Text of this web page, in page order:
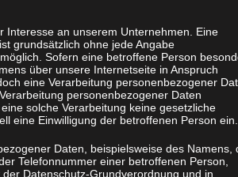
2004-2023
Interesse an unserem Unternehmen. Eine
grundsätzlich ohne jede Angabe
Sofern eine betroffene Person
über unsere Internetseite in Anspruch
eine Verarbeitung personenbezogener
personenbezogener Daten
solche Verarbeitung keine gesetzliche
eine Einwilligung der betroffenen Person ein.
Daten, beispielsweise des Namens,
Telefonnummer einer betroffenen Person,
Datenschutz-Grundverordnung und in